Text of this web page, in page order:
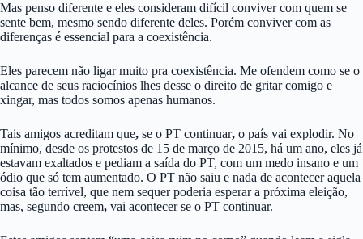
Mas penso diferente e eles consideram difícil conviver com quem se
sente bem, mesmo sendo diferente deles. Porém conviver com as
diferenças é essencial para a coexistência.
Eles parecem não ligar muito pra coexistência. Me ofendem como se o
alcance de seus raciocínios lhes desse o direito de gritar comigo e
xingar, mas todos somos apenas humanos.
Tais amigos acreditam que, se o PT continuar, o país vai explodir. No
mínimo, desde os protestos de 15 de março de 2015, há um ano, eles já
estavam exaltados e pediam a saída do PT, com um medo insano e um
ódio que só tem aumentado. O PT não saiu e nada de acontecer aquela
coisa tão terrível, que nem sequer poderia esperar a próxima eleição,
mas, segundo creem, vai acontecer se o PT continuar.